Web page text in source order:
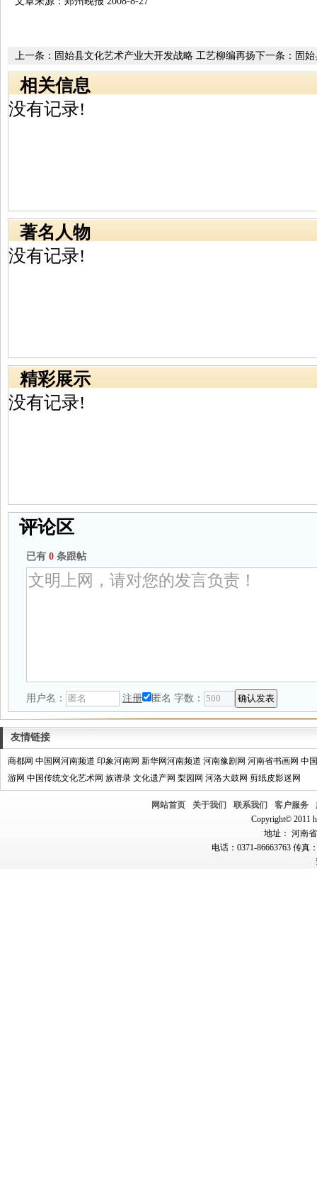
下一条： 固
南省小企业创
上一条： 固始县文化艺术产业大开发战略 工艺柳编再扬
美名
相关信息
没有记录!
著名人物
没有记录!
精彩展示
没有记录!
评论区
已有 0 条跟帖
用户名： 注册 匿名 字数：
友情链接
商都网 中国网河南频道 印象河南网 新华网河南频道 河南豫剧网 河南省书画网 中
游网 中国传统文化艺术网 族谱录 文化遗产网 梨园网 河洛大鼓网 剪纸皮影迷网
网站首页 关于我们 联系我们 客户服务
Copyright© 2011
地址： 河南
电话：0371-86663763 传真